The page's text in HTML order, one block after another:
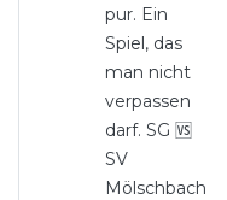
pur. Ein
Spiel, das
man nicht
verpassen
darf. SG 🆚
SV
Mölschbach